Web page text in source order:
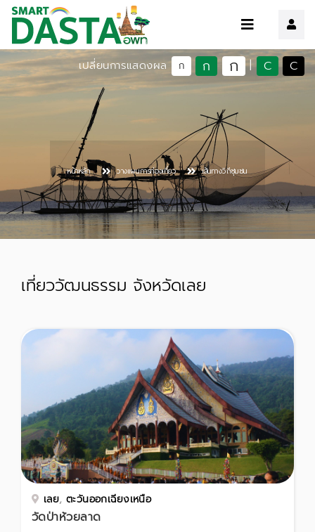
เปลี่ยนการแสดงผล ก ก ก | C C
หน้าหลัก วางแผนการท่องเที่ยว เส้นทางวิถีชุมชน
เที่ยววัฒนธรรม จังหวัดเลย
เลย, ตะวันออกเฉียงเหนือ
วัดป่าห้วยลาด